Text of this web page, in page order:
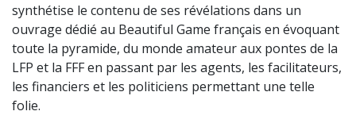
synthétise le contenu de ses révélations dans un
ouvrage dédié au Beautiful Game français en évoquant
toute la pyramide, du monde amateur aux pontes de la
LFP et la FFF en passant par les agents, les facilitateurs,
les financiers et les politiciens permettant une telle
folie.